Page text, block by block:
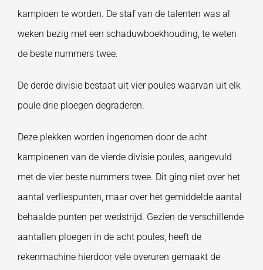
kampioen te worden. De staf van de talenten was al
weken bezig met een schaduwboekhouding, te weten
de beste nummers twee.
De derde divisie bestaat uit vier poules waarvan uit elk
poule drie ploegen degraderen.
Deze plekken worden ingenomen door de acht
kampioenen van de vierde divisie poules, aangevuld
met de vier beste nummers twee. Dit ging niet over het
aantal verliespunten, maar over het gemiddelde aantal
behaalde punten per wedstrijd. Gezien de verschillende
aantallen ploegen in de acht poules, heeft de
rekenmachine hierdoor vele overuren gemaakt de